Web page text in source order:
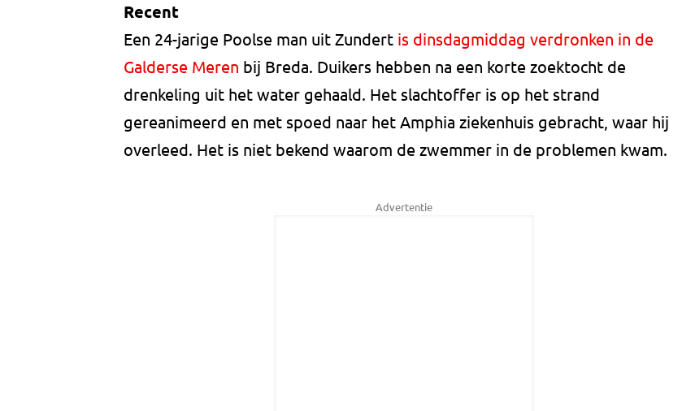
Recent
Een 24-jarige Poolse man uit Zundert is dinsdagmiddag verdronken in de
Galderse Meren bij Breda. Duikers hebben na een korte zoektocht de
drenkeling uit het water gehaald. Het slachtoffer is op het strand
gereanimeerd en met spoed naar het Amphia ziekenhuis gebracht, waar hij
overleed. Het is niet bekend waarom de zwemmer in de problemen kwam.
Advertentie